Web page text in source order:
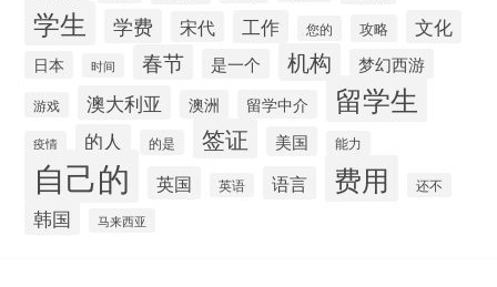
学生 学费 宋代 工作 您的 攻略 文化
日本 时间 春节 是一个 机构 梦幻西游
游戏 澳大利亚 澳洲 留学中介 留学生
疫情 的人 的是 签证 美国 能力
自己的 英国 英语 语言 费用 还不
韩国 马来西亚